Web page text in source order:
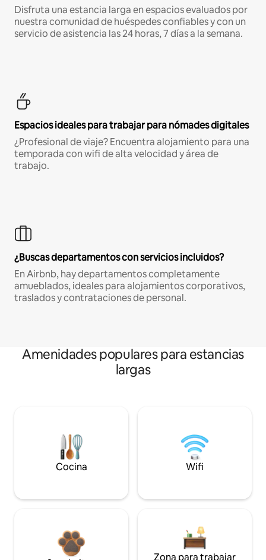
Disfruta una estancia larga en espacios evaluados por
nuestra comunidad de huéspedes confiables y con un
servicio de asistencia las 24 horas, 7 días a la semana.
Espacios ideales para trabajar para nómades digitales
¿Profesional de viaje? Encuentra alojamiento para una
temporada con wifi de alta velocidad y área de
trabajo.
¿Buscas departamentos con servicios incluidos?
En Airbnb, hay departamentos completamente
amueblados, ideales para alojamientos corporativos,
traslados y contrataciones de personal.
Amenidades populares para estancias
largas
Cocina Wifi
Zona para trabajar